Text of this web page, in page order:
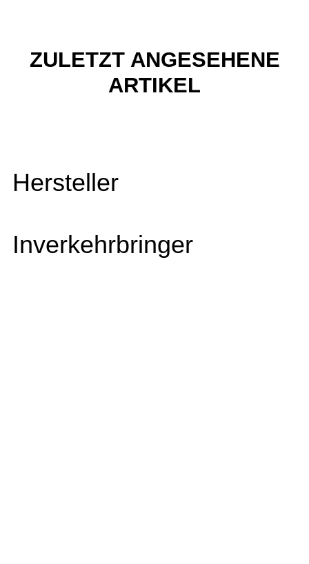
ZULETZT ANGESEHENE
ARTIKEL
Hersteller
Inverkehrbringer